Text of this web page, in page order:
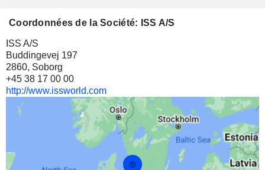
Coordonnées de la Société: ISS A/S
ISS A/S
Buddingevej 197
2860, Soborg
+45 38 17 00 00
http://www.issworld.com